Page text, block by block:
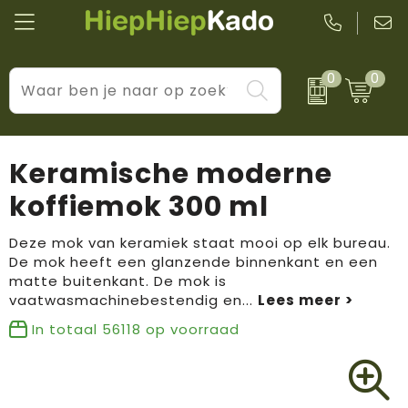
0 0
Kantoor & schrijfwaren
Wellness & verzorging
Tassen & reizen
Huis, tuin & keuken
Levensstijl
Prijs & impact
BIC
Boska
Brandflavours
Camelbak
Keramische moderne
koffiemok 300 ml
Deze mok van keramiek staat mooi op elk bureau.
De mok heeft een glanzende binnenkant en een
matte buitenkant. De mok is
vaatwasmachinebestendig en...
In totaal 56118 op voorraad